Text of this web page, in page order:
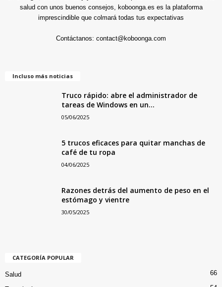
salud con unos buenos consejos, koboonga.es es la plataforma
imprescindible que colmará todas tus expectativas
Contáctanos: contact@koboonga.com
Incluso más noticias
Truco rápido: abre el administrador de
tareas de Windows en un...
05/06/2025
5 trucos eficaces para quitar manchas de
café de tu ropa
04/06/2025
Razones detrás del aumento de peso en el
estómago y vientre
30/05/2025
CATEGORÍA POPULAR
Salud 66